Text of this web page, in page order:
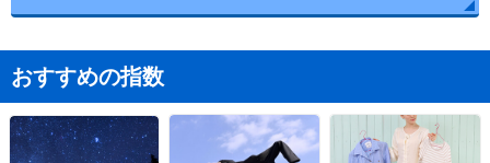
おすすめの指数